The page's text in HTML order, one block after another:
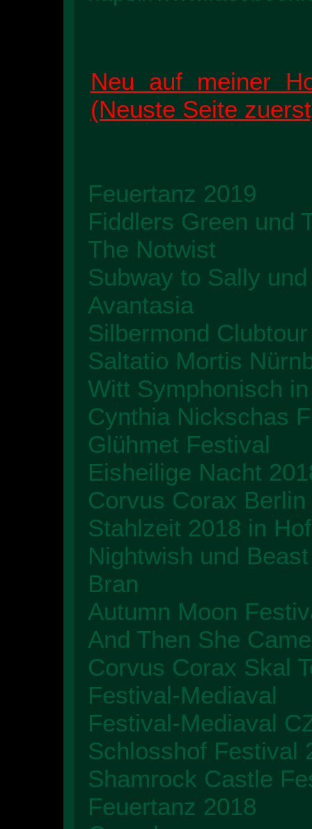
Neu auf meiner
(Neuste Seite
Feuertanz 2019
Fiddlers Green und
The Notwist
Subway to Sally
Avantasia
Silbermond
Saltatio Mortis
Witt Symphonisch
Cynthia Nickschas
Glühmet Festival
Eisheilige Nacht
Corvus Corax
Stahlzeit 2018 in Hof
Nightwish und
Bran
Autumn Moon
And Then She Came
Corvus Corax Skal
Festival-Mediaval
Festival-Mediaval
Schlosshof Festival
Shamrock Castle
Feuertanz 2018